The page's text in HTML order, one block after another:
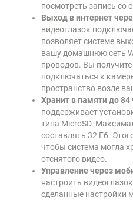
посмотреть запись со
Выход в интернет
видеоглазок
позволяет системе
вашу домашнюю сеть
проводов. Вы
подключаться к
пространство возле
Хранит в памяти до 84
поддерживает
типа MicroSD.
составлять 32 Гб.
чтобы система могла
отснятого видео.
Управление через
настроить
сделанные настройки